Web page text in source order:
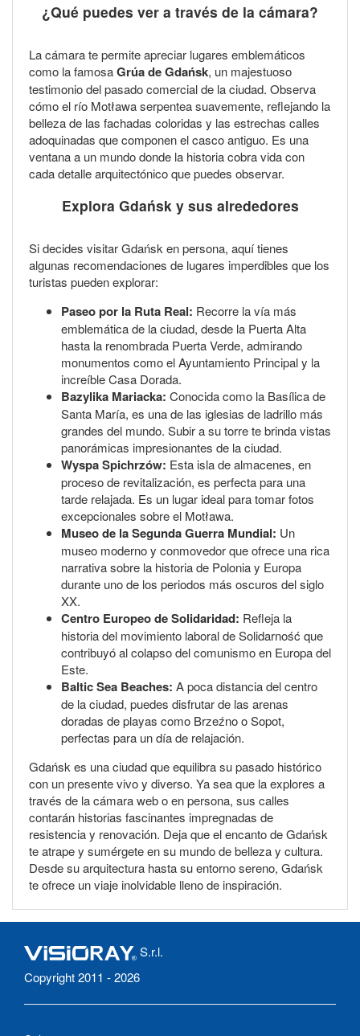
¿Qué puedes ver a través de la cámara?
La cámara te permite apreciar lugares emblemáticos
como la famosaGrúa de Gdańsk, un majestuoso
testimonio del pasado comercial de la ciudad. Observa
cómo el río Motława serpentea suavemente, reflejando la
belleza de las fachadas coloridas y las estrechas calles
adoquinadas que componen el casco antiguo. Es una
ventana a un mundo donde la historia cobra vida con
cada detalle arquitectónico que puedes observar.
Explora Gdańsk y sus alrededores
Si decides visitar Gdańsk en persona, aquí tienes
algunas recomendaciones de lugares imperdibles que los
turistas pueden explorar:
Paseo por la Ruta Real: Recorre la vía más
emblemática de la ciudad, desde la Puerta Alta
hasta la renombrada Puerta Verde, admirando
monumentos como el Ayuntamiento Principal y la
increíble Casa Dorada.
Bazylika Mariacka: Conocida como la Basílica de
Santa María, es una de las iglesias de ladrillo más
grandes del mundo. Subir a su torre te brinda vistas
panorámicas impresionantes de la ciudad.
Wyspa Spichrzów: Esta isla de almacenes, en
proceso de revitalización, es perfecta para una
tarde relajada. Es un lugar ideal para tomar fotos
excepcionales sobre el Motława.
Museo de la Segunda Guerra Mundial: Un
museo moderno y conmovedor que ofrece una rica
narrativa sobre la historia de Polonia y Europa
durante uno de los periodos más oscuros del siglo
XX.
Centro Europeo de Solidaridad: Refleja la
historia del movimiento laboral de Solidarność que
contribuyó al colapso del comunismo en Europa del
Este.
Baltic Sea Beaches: A poca distancia del centro
de la ciudad, puedes disfrutar de las arenas
doradas de playas como Brzeźno o Sopot,
perfectas para un día de relajación.
Gdańsk es una ciudad que equilibra su pasado histórico
con un presente vivo y diverso. Ya sea que la explores a
través de la cámara web o en persona, sus calles
contarán historias fascinantes impregnadas de
resistencia y renovación. Deja que el encanto de Gdańsk
te atrape y sumérgete en su mundo de belleza y cultura.
Desde su arquitectura hasta su entorno sereno, Gdańsk
te ofrece un viaje inolvidable lleno de inspiración.
S.r.l.
Copyright 2011 - 2026